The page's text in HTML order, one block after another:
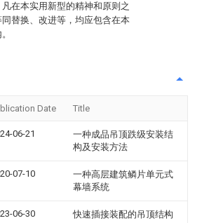
在本实用新型的精神和原则之
替换、改进等，均应包含在本
Date Title
06-21
一种成品吊顶跌级安装结
构及安装方法
07-10
一种高层建筑鳞片单元式
幕墙系统
06-30 快速插接装配的吊顶结构